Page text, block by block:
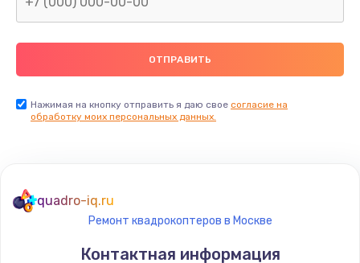
Заказать
Замена термостата
1200 руб.
Нажимая на кнопку отправить я даю свое согласие на
обработку моих персональных данных.
quadro-iq.ru
Ремонт квадрокоптеров в Москве
Контактная информация